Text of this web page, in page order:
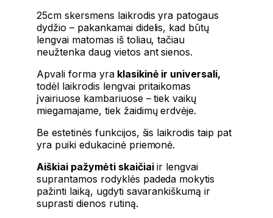
25cm skersmens laikrodis yra patogaus
dydžio – pakankamai didelis, kad būtų
lengvai matomas iš toliau, tačiau
neužtenka daug vietos ant sienos.
Apvali forma yraklasikinė ir universali,
todėl laikrodis lengvai pritaikomas
įvairiuose kambariuose – tiek vaikų
miegamajame, tiek žaidimų erdvėje.
Be estetinės funkcijos, šis laikrodis taip pat
yra puiki edukacinė priemonė.
Aiškiai pažymėti skaičiaiir lengvai
suprantamos rodyklės padeda mokytis
pažinti laiką, ugdyti savarankiškumą ir
suprasti dienos rutiną.